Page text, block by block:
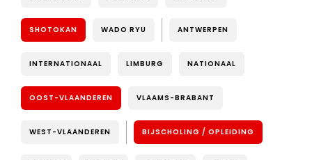
SHOTOKAN WADO RYU ANTWERPEN
INTERNATIONAAL LIMBURG NATIONAAL
OOST-VLAANDEREN VLAAMS-BRABANT
WEST-VLAANDEREN BIJSCHOLING / OPLEIDING